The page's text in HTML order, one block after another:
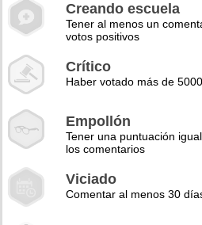
Creando escuela
Tener al menos un
votos positivos
Crítico
Haber votado más de
Empollón
Tener una puntuación
los comentarios
Viciado
Comentar al menos 30